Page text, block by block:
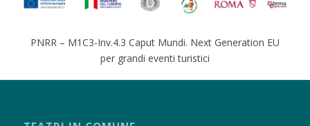
PNRR – M1C3-Inv.4.3 Caput Mundi. Next Generation EU
per grandi eventi turistici